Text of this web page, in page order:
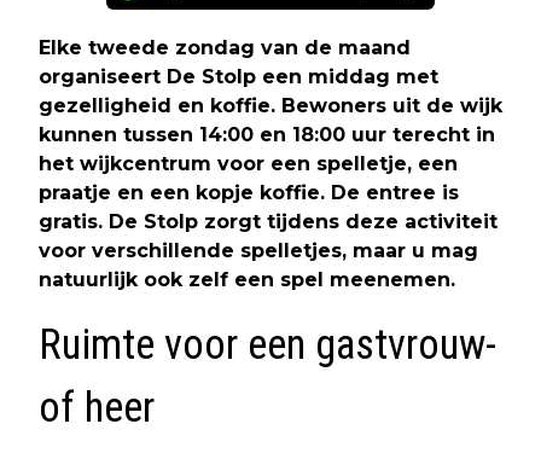
Elke tweede zondag van de maand
organiseert De Stolp een middag met
gezelligheid en koffie. Bewoners uit de wijk
kunnen tussen 14:00 en 18:00 uur terecht in
het wijkcentrum voor een spelletje, een
praatje en een kopje koffie. De entree is
gratis. De Stolp zorgt tijdens deze activiteit
voor verschillende spelletjes, maar u mag
natuurlijk ook zelf een spel meenemen.
Ruimte voor een gastvrouw-
of heer